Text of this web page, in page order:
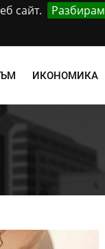
сайт. Разбирам
ИКОНОМИКА